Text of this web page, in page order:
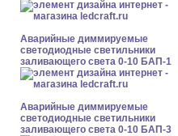
Аварийные диммируемые
светодиодные светильники
заливающего света 0-10 БАП-1
Аварийные диммируемые
светодиодные светильники
заливающего света 0-10 БАП-3